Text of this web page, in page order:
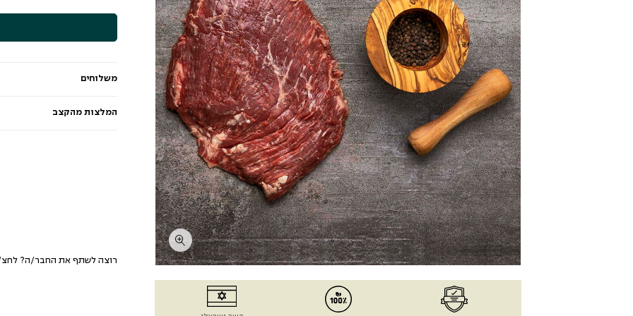
משלוחים
המלצות מהקצב
רוצה לשתף את החבר/ה? לחצ/